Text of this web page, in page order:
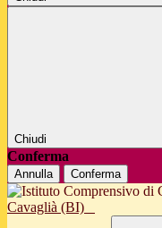
Chiudi
Conferma
Annulla Conferma
Cavaglià (BI)